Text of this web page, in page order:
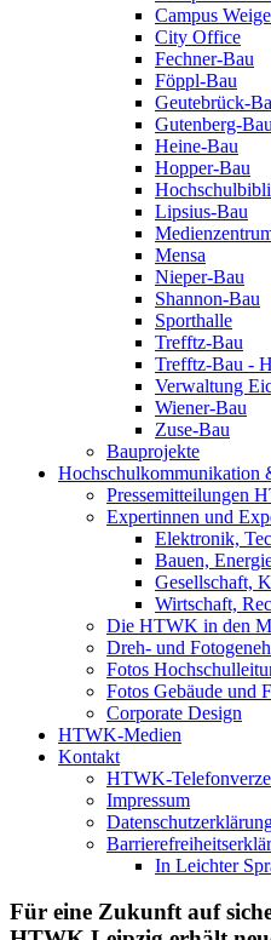
Campus
City Office
Fechner-Bau
Föppl-Bau
Geutebrück-
Gutenberg-Bau
Heine-Bau
Hopper-Bau
Lipsius-Bau
Mensa
Nieper-Bau
Shannon-Bau
Sporthalle
Trefftz-Bau
Trefftz-Bau -
Verwaltung
Wiener-Bau
Zuse-Bau
Bauprojekte
Hochschulkommunikation
Pressemitteilungen
Expertinnen und
Elektronik,
Bauen,
Gesellschaft,
Wirtschaft,
Die HTWK in den
Dreh- und
Fotos
Fotos Gebäude und
Corporate Design
HTWK-Medien
Kontakt
HTWK-
Impressum
In Leichter
Für eine Zukunft auf